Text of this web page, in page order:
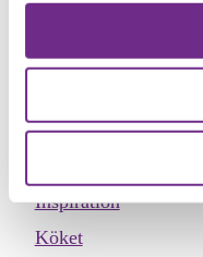
Designskolan
Inspiration
Köket